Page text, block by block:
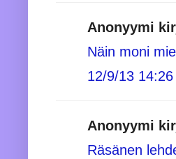
Anonyymi
Näin moni
12/9/13 14:26
Anonyymi
Räsänen